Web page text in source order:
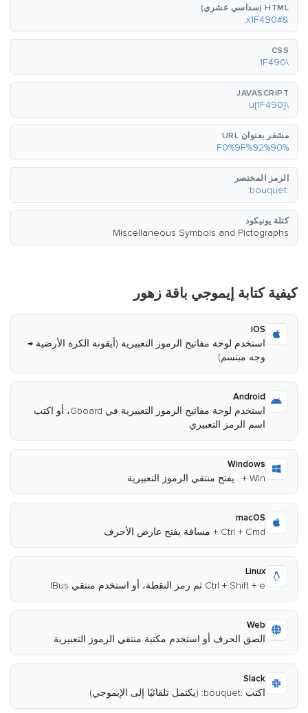
HTML (سداسي عشري)
&#x1F490;
CSS
\1F490
JAVASCRIPT
\u{1F490}
مشفر بعنوان URL
%F0%9F%92%90
الرمز المختصر
:bouquet:
كتلة يونيكود
Miscellaneous Symbols and Pictographs
كيفية كتابة إيموجي باقة زهور
iOS
استخدم لوحة مفاتيح الرموز التعبيرية (أيقونة الكرة الأرضية →
وجه مبتسم)
Android
استخدم لوحة مفاتيح الرموز التعبيرية في Gboard، أو اكتب
اسم الرمز التعبيري
Windows
Win + . يفتح منتقي الرموز التعبيرية
macOS
Ctrl + Cmd + مسافة يفتح عارض الأحرف
Linux
Ctrl + Shift + e ثم رمز النقطة، أو استخدم منتقي IBus
Web
الصق الحرف أو استخدم مكتبة منتقي الرموز التعبيرية
Slack
اكتب :bouquet: (يكتمل تلقائيًا إلى الإيموجي)